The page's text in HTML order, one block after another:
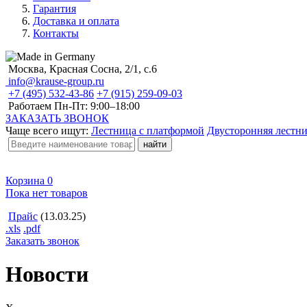
Гарантия
Доставка и оплата
Контакты
Москва, Красная Сосна, 2/1, с.6
info@krause-group.ru
+7 (495) 532-43-86 +7 (915) 259-09-03
Работаем Пн-Пт: 9:00–18:00
ЗАКАЗАТЬ ЗВОНОК
Чаще всего ищут: Лестница с платформой Двусторонняя
Корзина 0
Пока нет товаров
Прайс (13.03.25)
.xls .pdf
Заказать звонок
Новости